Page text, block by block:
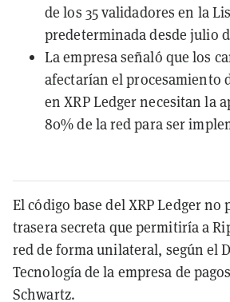
de los 35 validadores en la
predeterminada desde julio
La empresa señaló que los
afectarían el procesamiento
en XRP Ledger necesitan la
80% de la red para ser
El código base del XRP Ledger no
trasera secreta que permitiría a
red de forma unilateral, según el
Tecnología de la empresa de
Schwartz.